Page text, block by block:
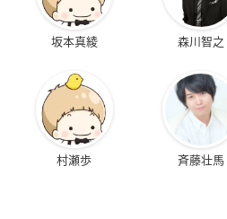
坂本真綾 森川智之
村瀬歩 斉藤壮馬